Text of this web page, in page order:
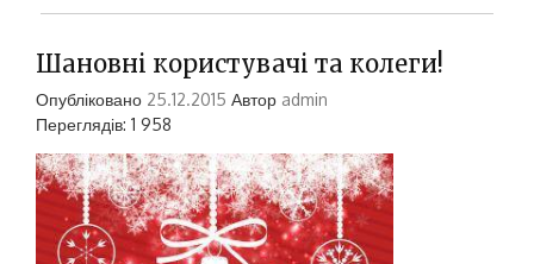
Шановні користувачі та колеги!
Опубліковано 25.12.2015 Автор admin
Переглядів: 1 958